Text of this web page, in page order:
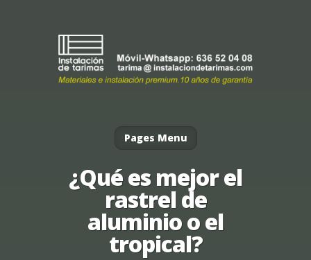
Pages Menu
¿Qué es mejor el
rastrel de
aluminio o el
tropical?